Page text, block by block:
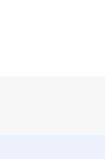
- erhvervs­økonomi og